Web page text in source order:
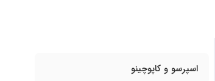
اسپرسو و کاپوچینو